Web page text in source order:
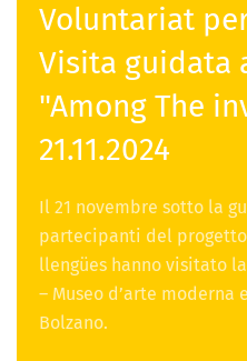
Voluntariat
Visita guidata
"Among The
21.11.2024
Il 21 novembre sotto la
partecipanti del
llengües hanno visitato
– Museo d’arte moderna
Bolzano.